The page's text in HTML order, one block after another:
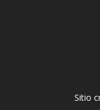
Sitio